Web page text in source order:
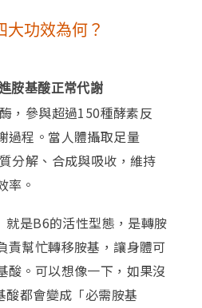
大功效為何？
胺基酸正常代謝
，參與超過150種酵素反
過程。當人體攝取足量
分解、合成與吸收，維持
率。
就是B6的活性型態，是轉胺
責幫忙轉移胺基，讓身體可
酸。可以想像一下，如果沒
酸都會變成「必需胺基